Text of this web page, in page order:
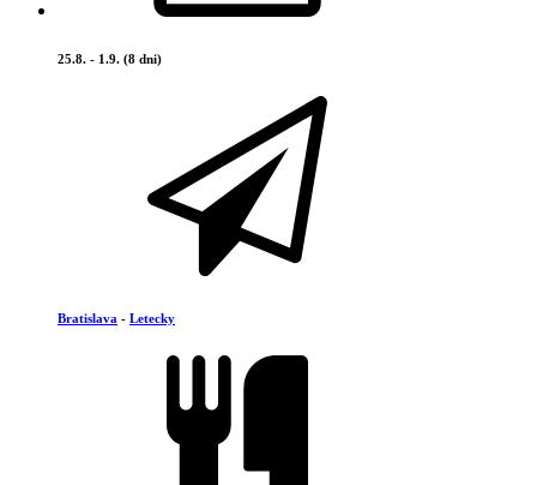
25.8. - 1.9. (8 dni)
Bratislava - Letecky